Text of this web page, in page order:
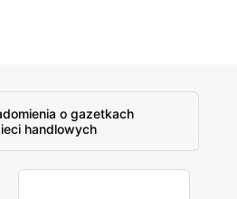
o gazetkach
handlowych